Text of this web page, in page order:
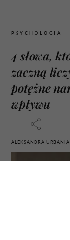
PSYCHOLOGIA
4 słowa,
zaczną
potężne
wpływu
ALEKSANDRA